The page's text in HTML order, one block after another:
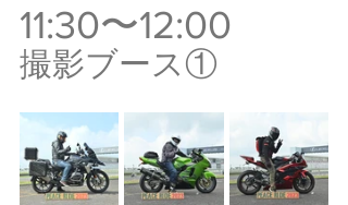
11:30〜12:00
撮影ブース①